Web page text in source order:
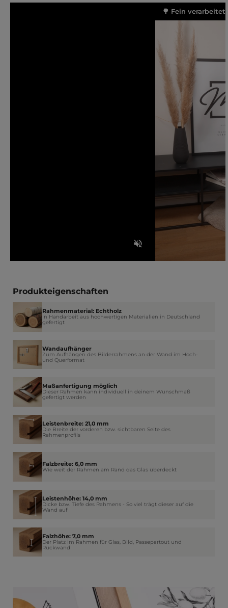
🌳 Fein
Produkteigenschaften
Rahmenmaterial: Echtholz
In Handarbeit aus hochwertigen Materialien in Deutschland
gefertigt
Wandaufhänger
Zum Aufhängen des Bilderrahmens an der Wand im Hoch-
und Querformat
Maßanfertigung möglich
Dieser Rahmen kann individuell in deinem Wunschmaß
gefertigt werden
Leistenbreite: 21,0 mm
Die Breite der vorderen bzw. sichtbaren Seite des
Rahmenprofils
Falzbreite: 6,0 mm
Wie weit der Rahmen am Rand das Glas überdeckt
Leistenhöhe: 14,0 mm
Dicke bzw. Tiefe des Rahmens - So viel trägt dieser auf die
Wand auf
Falzhöhe: 7,0 mm
Der Platz im Rahmen für Glas, Bild, Passepartout und
Rückwand